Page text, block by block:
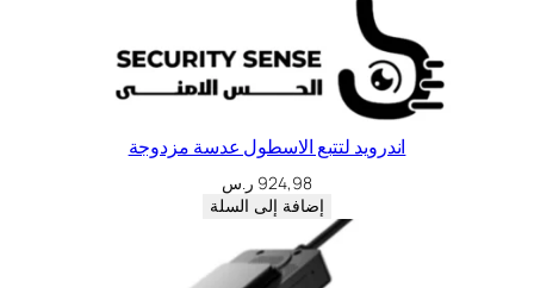
اندرويد لتتبع الاسطول عدسة مزدوجة
924,98 ر.س
إضافة إلى السلة